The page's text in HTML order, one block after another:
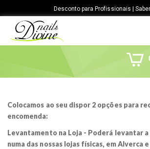
Desconto para Profissionais |
Colocamos ao seu dispor 2 opções para
encomenda:
Levantamento na Loja - Poderá levantar a
numa das nossas lojas físicas, em Alverca